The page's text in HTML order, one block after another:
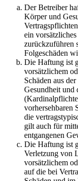
Der Betreiber
Körper und
ein
zurückzuführen
Folgeschäden
Die Haftung ist
vorsätzlichem
Schäden aus
Gesundheit und
vorhersehbaren
die
gilt auch für
entgangenen
Die Haftung ist
Verletzung von
vorsätzlichem
auf die bei